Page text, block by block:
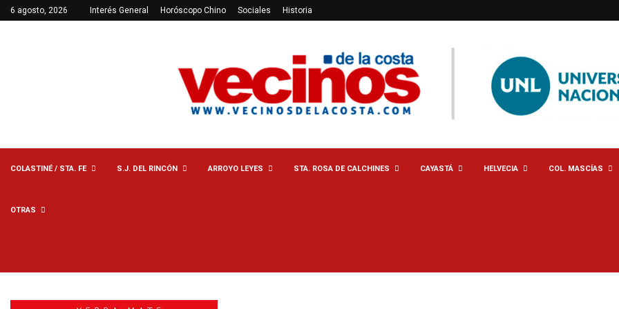
6 agosto, 2026 Interés General Horóscopo Chino Sociales Historia
COLASTINÉ / STA. FE S.J. DEL RINCÓN ARROYO LEYES STA. ROSA DE CALCHINES CAYASTÁ HELVECIA COL. MASCÍAS
OTRAS